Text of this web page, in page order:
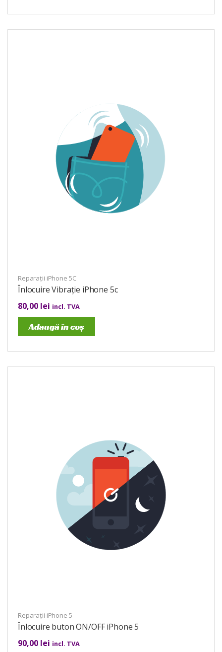
Reparații iPhone 5C
Înlocuire Vibrație iPhone 5c
80,00 lei incl. TVA
Adaugă în coș
Reparații iPhone 5
Înlocuire buton ON/OFF iPhone 5
90,00 lei incl. TVA